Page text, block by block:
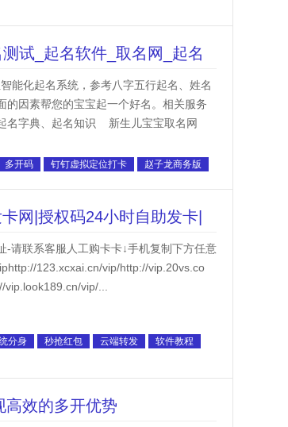
试_起名软件_取名网_起名
化起名系统，参考八字五行起名、姓名
因素帮您的宝宝起一个好名。相关服务
名字典、起名知识 新生儿宝宝取名网
多开码 钉钉虚拟定位打卡 赵子龙商务版
网|授权码24小时自助发卡|
-请联系客服人工购卡卡↓手机复制下方任意
123.xcxai.cn/vip/http://vip.20vs.co
vip/...
分身 秒抢红包 云端转发
软件教程
高效的多开优势